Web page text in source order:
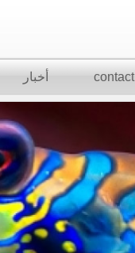
contact أخبار